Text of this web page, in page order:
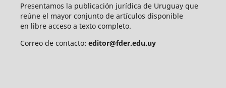
Presentamos la publicación jurídica de Uruguay que
reúne el mayor conjunto de artículos disponible
en libre acceso a texto completo.
Correo de contacto: editor@fder.edu.uy